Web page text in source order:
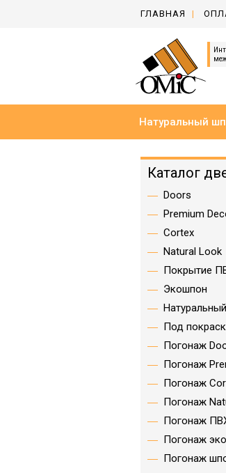
ГЛАВНАЯ
Натуральный
Каталог
Doors
Premium
Cortex
Natural Look
Покрытие
Экошпон
Под
Погонаж
Погонаж
Погонаж
Погонаж
Погонаж
Погонаж
Погонаж